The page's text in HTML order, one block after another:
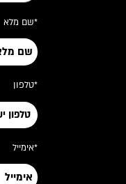
*שם מלא
*טלפון
*אימייל